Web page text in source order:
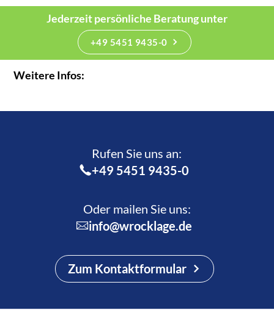
Jederzeit persönliche Beratung unter
+49 5451 9435-0
Weitere Infos:
Rufen Sie uns an:­
+49 5451 9435-0
Oder mailen Sie uns:
info@wrocklage.de
Zum Kontaktformular